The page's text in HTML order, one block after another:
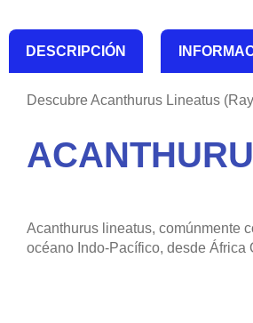
DESCRIPCIÓN
Descubre Acanthurus Lineatus
Acanthurus lineatus, comúnmente
océano Indo-Pacífico, desde África